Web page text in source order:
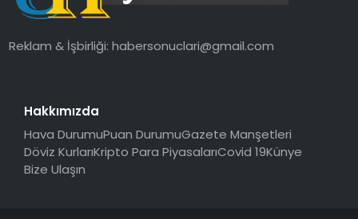
Reklam & İşbirliği:habersonuclari@gmail.com
Hakkımızda
Hava DurumuPuan DurumuGazete Manşetleri
Döviz KurlarıKripto Para PiyasalarıCovid 19Künye
Bize Ulaşın